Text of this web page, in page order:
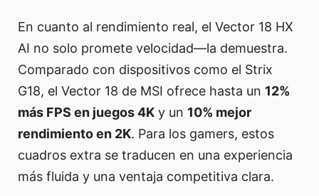
En cuanto al rendimiento real, el Vector 18 HX
AI no solo promete velocidad—la demuestra.
Comparado con dispositivos como el Strix
G18, el Vector 18 de MSI ofrece hasta un 12%
más FPS en juegos 4K y un 10% mejor
rendimiento en 2K. Para los gamers, estos
cuadros extra se traducen en una experiencia
más fluida y una ventaja competitiva clara.